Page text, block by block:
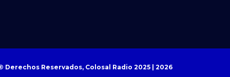
Derechos Reservados, Colosal Radio 2025 | 2026